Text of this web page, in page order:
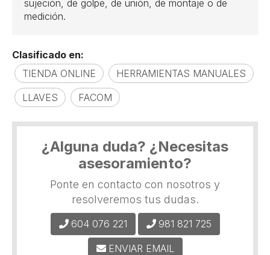
sujeción, de golpe, de unión, de montaje o de
medición.
Clasificado en:
TIENDA ONLINE
HERRAMIENTAS MANUALES
LLAVES
FACOM
¿Alguna duda? ¿Necesitas
asesoramiento?
Ponte en contacto con nosotros y
resolveremos tus dudas.
604 076 221 981 821 725
ENVIAR EMAIL